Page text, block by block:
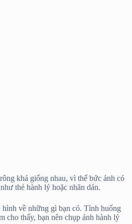
khá giống nhau, vì thế bức ảnh có
thẻ hành lý hoặc nhãn dán.
về những gì bạn có. Tình huống
cho thấy, bạn nên chụp ảnh hành lý